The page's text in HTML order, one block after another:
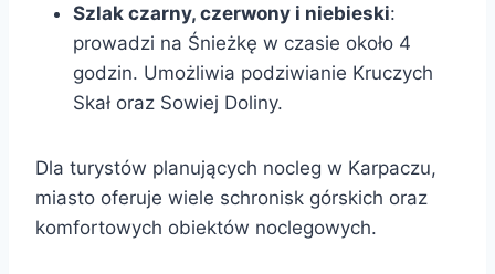
Szlak czarny, czerwony i niebieski:
prowadzi na Śnieżkę w czasie około 4
godzin. Umożliwia podziwianie Kruczych
Skał oraz Sowiej Doliny.
Dla turystów planujących nocleg w Karpaczu,
miasto oferuje wiele schronisk górskich oraz
komfortowych obiektów noclegowych.